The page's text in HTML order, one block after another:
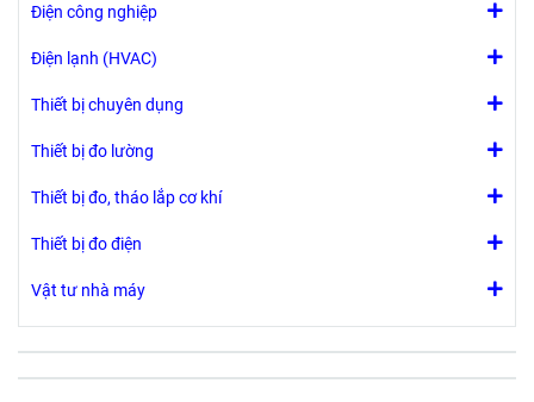
Điện công nghiệp
Điện lạnh (HVAC)
Thiết bị chuyên dụng
Thiết bị đo lường
Thiết bị đo, tháo lắp cơ khí
Thiết bị đo điện
Vật tư nhà máy